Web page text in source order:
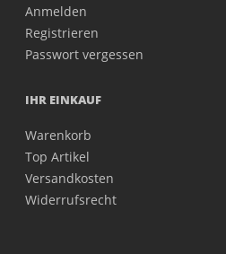
Anmelden
Registrieren
Passwort vergessen
IHR EINKAUF
Warenkorb
Top Artikel
Versandkosten
Widerrufsrecht